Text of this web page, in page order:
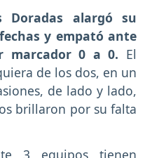
Doradas alargó su
y empató ante
marcador 0 a 0. El
de los dos, en un
de lado y lado,
brillaron por su falta
3 equipos tienen